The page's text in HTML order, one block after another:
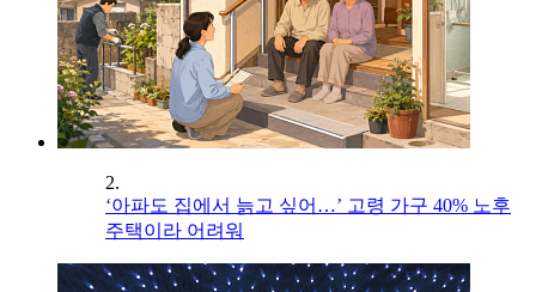
2.
‘아파도 집에서 늙고 싶어…’ 고령 가구 40% 노후
주택이라 어려워